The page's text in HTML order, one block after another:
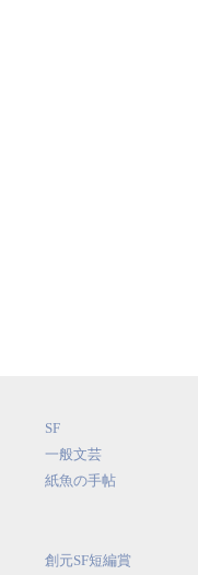
SF
一般文芸
紙魚の手帖
創元SF短編賞